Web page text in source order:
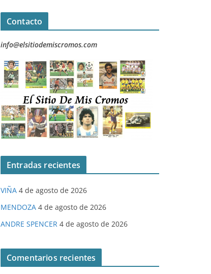
Contacto
info@elsitiodemiscromos.com
Entradas recientes
VIÑA 4 de agosto de 2026
MENDOZA 4 de agosto de 2026
ANDRE SPENCER 4 de agosto de 2026
Comentarios recientes